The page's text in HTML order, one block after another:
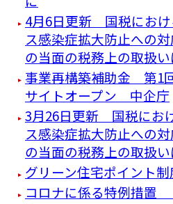
4月6日更新 国税におけ
ス感染症拡大防止への
の当面の税務上の取扱
事業再構築補助金 第1
サイトオープン 中企庁
3月26日更新 国税にお
ス感染症拡大防止への
の当面の税務上の取扱
グリーン住宅ポイント
コロナに係る特例措置